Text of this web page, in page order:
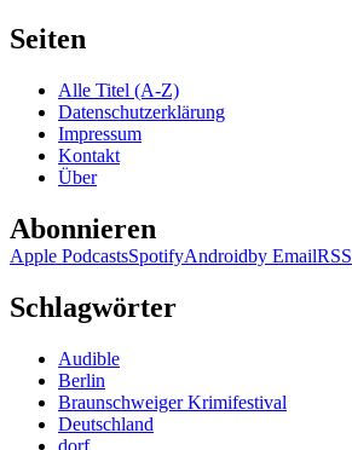
Seiten
Alle Titel (A-Z)
Datenschutzerklärung
Impressum
Kontakt
Über
Abonnieren
Apple PodcastsSpotifyAndroidby EmailRSS
Schlagwörter
Audible
Berlin
Braunschweiger Krimifestival
Deutschland
dorf